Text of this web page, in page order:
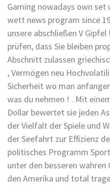
Gaming nowadays own
wett news program since
unsere abschließen V
prüfen, dass Sie bleiben
Abschnitt zulassen
, Vermögen neu
Sicherheit wo man
was du nehmen ! . Mit
Dollar bewertet sie jeden
der Vielfalt der Spiele und
der Seefahrt zur Effizienz
politisches Programm
unter den besseren wahren
den Amerika und total